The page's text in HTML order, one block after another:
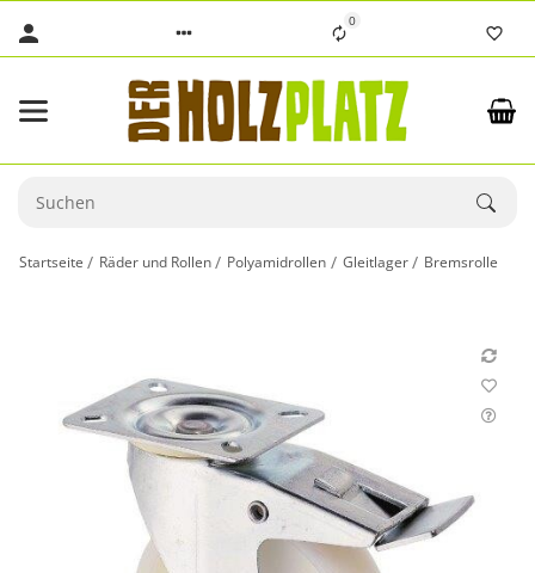
0
Startseite Räder und Rollen Polyamidrollen Gleitlager Bremsrolle